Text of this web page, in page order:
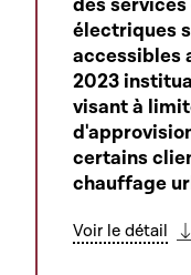
électriques
accessibles
2023
visant à
certains
chauffage
Voir le détail